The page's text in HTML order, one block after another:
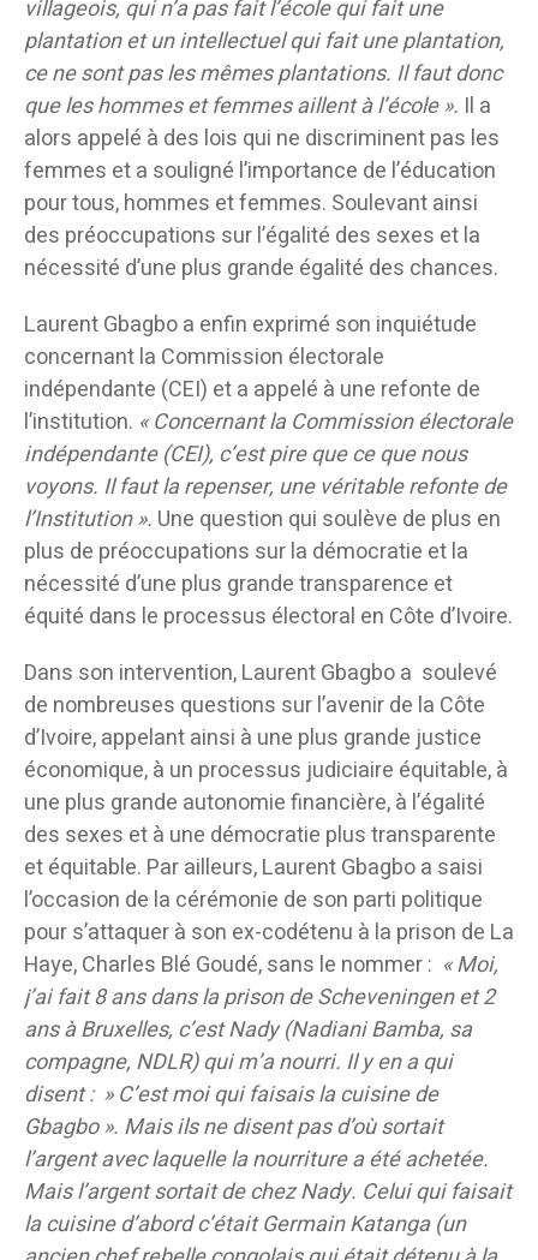
villageois, qui n’a pas fait l’école qui fait une
plantation et un intellectuel qui fait une plantation,
ce ne sont pas les mêmes plantations. Il faut donc
que les hommes et femmes aillent à l’école ». Il a
alors appelé à des lois qui ne discriminent pas les
femmes et a souligné l’importance de l’éducation
pour tous, hommes et femmes. Soulevant ainsi
des préoccupations sur l’égalité des sexes et la
nécessité d’une plus grande égalité des chances.
Laurent Gbagbo a enfin exprimé son inquiétude
concernant la Commission électorale
indépendante (CEI) et a appelé à une refonte de
l’institution. « Concernant la Commission électorale
indépendante (CEI), c’est pire que ce que nous
voyons. Il faut la repenser, une véritable refonte de
l’Institution ». Une question qui soulève de plus en
plus de préoccupations sur la démocratie et la
nécessité d’une plus grande transparence et
équité dans le processus électoral en Côte d’Ivoire.
Dans son intervention, Laurent Gbagbo a soulevé
de nombreuses questions sur l’avenir de la Côte
d’Ivoire, appelant ainsi à une plus grande justice
économique, à un processus judiciaire équitable, à
une plus grande autonomie financière, à l’égalité
des sexes et à une démocratie plus transparente
et équitable. Par ailleurs, Laurent Gbagbo a saisi
l’occasion de la cérémonie de son parti politique
pour s’attaquer à son ex-codétenu à la prison de La
Haye, Charles Blé Goudé, sans le nommer : « Moi,
j’ai fait 8 ans dans la prison de Scheveningen et 2
ans à Bruxelles, c’est Nady (Nadiani Bamba, sa
compagne, NDLR) qui m’a nourri. Il y en a qui
disent : » C’est moi qui faisais la cuisine de
Gbagbo ». Mais ils ne disent pas d’où sortait
l’argent avec laquelle la nourriture a été achetée.
Mais l’argent sortait de chez Nady. Celui qui faisait
la cuisine d’abord c’était Germain Katanga (un